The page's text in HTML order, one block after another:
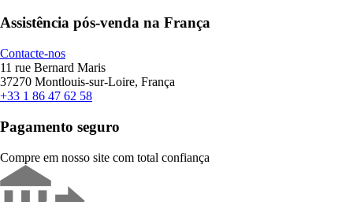
Assistência pós-venda na França
Contacte-nos
11 rue Bernard Maris
37270 Montlouis-sur-Loire, França
+33 1 86 47 62 58
Pagamento seguro
Compre em nosso site com total confiança